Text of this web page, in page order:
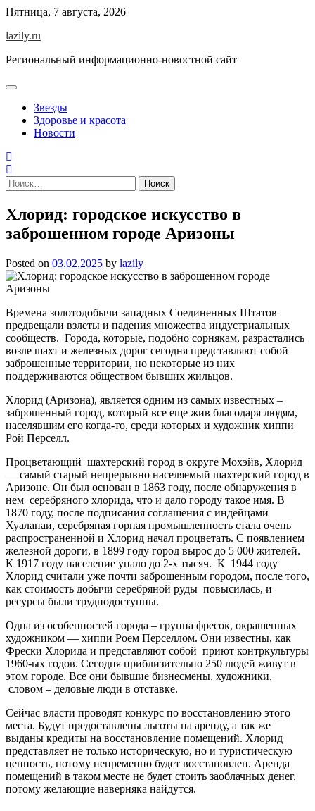
Skip
content
Пятница, 7 августа, 2026
lazily.ru
Региональный информационно-новостной сайт
Звезды
Здоровье и красота
Новости
Найти:
Хлорид: городское искусство в
заброшенном городе Аризоны
Posted on 03.02.2025 by lazily
Времена золотодобычи западных Соединенных Штатов
предвещали взлеты и падения множества индустриальных
сообществ. Города, которые, подобно сорнякам, разрастались
возле шахт и железных дорог сегодня представляют собой
заброшенные территории, но некоторые из них
поддерживаются обществом бывших жильцов.
Хлорид (Аризона), является одним из самых известных –
заброшенный город, который все еще жив благодаря людям,
населявшим его когда-то, среди которых и художник хиппи
Рой Перселл.
Процветающий шахтерский город в округе Мохэйв, Хлорид
— самый старый непрерывно населяемый шахтерский город в
Аризоне. Он был основан в 1863 году, после обнаружения в
нем серебряного хлорида, что и дало городу такое имя. В
1870 году, после подписания соглашения с индейцами
Хуалапаи, серебряная горная промышленность стала очень
распространенной и Хлорид начал процветать. С появлением
железной дороги, в 1899 году город вырос до 5 000 жителей.
К 1917 году население упало до 2-х тысяч. К 1944 году
Хлорид считали уже почти заброшенным городом, после того,
как стоимость добычи серебряной руды повысилась, и
ресурсы были труднодоступны.
Одна из особенностей города – группа фресок, окрашенных
художником — хиппи Роем Перселлом. Они известны, как
Фрески Хлорида и представляют собой приют контркультуры
1960-ых годов. Сегодня приблизительно 250 людей живут в
этом городе. Все они бывшие бизнесмены, художники,
словом – деловые люди в отставке.
Сейчас власти проводят конкурс по восстановлению этого
места. Будут предоставлены льготы на аренду, а так же
выданы кредиты на восстановление помещений. Хлорид
представляет не только историческую, но и туристическую
ценность, потому непременно будет восстановлен. Аренда
помещений в таком месте не будет стоить заоблачных денег,
потому желающие наверняка найдутся.